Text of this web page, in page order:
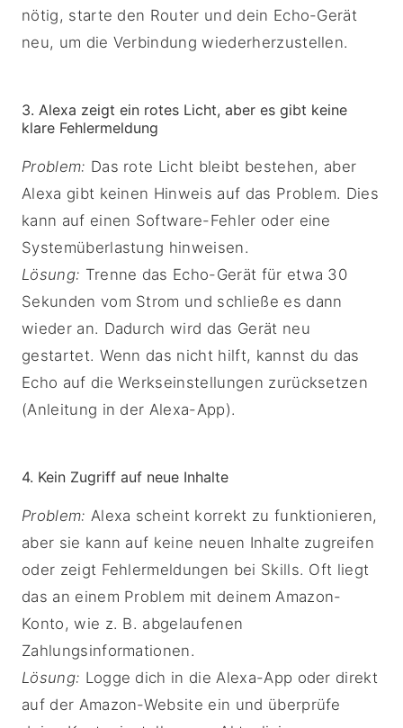
nötig, starte den Router und dein Echo-Gerät
neu, um die Verbindung wiederherzustellen.
3. Alexa zeigt ein rotes Licht, aber es gibt keine
klare Fehlermeldung
Problem: Das rote Licht bleibt bestehen, aber
Alexa gibt keinen Hinweis auf das Problem. Dies
kann auf einen Software-Fehler oder eine
Systemüberlastung hinweisen.
Lösung: Trenne das Echo-Gerät für etwa 30
Sekunden vom Strom und schließe es dann
wieder an. Dadurch wird das Gerät neu
gestartet. Wenn das nicht hilft, kannst du das
Echo auf die Werkseinstellungen zurücksetzen
(Anleitung in der Alexa-App).
4. Kein Zugriff auf neue Inhalte
Problem: Alexa scheint korrekt zu funktionieren,
aber sie kann auf keine neuen Inhalte zugreifen
oder zeigt Fehlermeldungen bei Skills. Oft liegt
das an einem Problem mit deinem Amazon-
Konto, wie z. B. abgelaufenen
Zahlungsinformationen.
Lösung: Logge dich in die Alexa-App oder direkt
auf der Amazon-Website ein und überprüfe